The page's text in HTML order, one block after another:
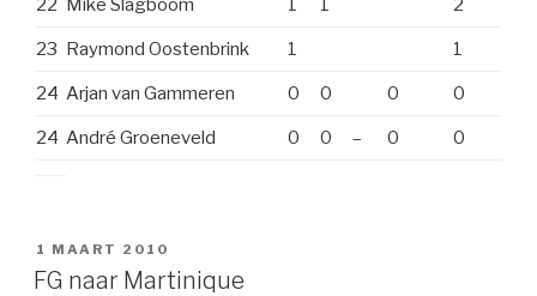
23 Raymond Oostenbrink 1 1
24 Arjan van Gammeren 0 0 0 0
24 André Groeneveld 0 0 – 0 0
GEPLAATST
OP
1 MAART 2010
FG naar Martinique